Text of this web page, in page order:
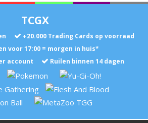
TCGX
+20.000 Trading Cards op voorraad
voor 17:00 = morgen in huis*
account
Ruilen binnen 14 dagen